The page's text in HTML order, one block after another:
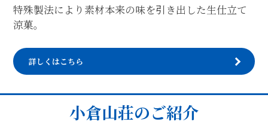
特殊製法により素材本来の味を引き出した生仕立て
涼菓。
詳しくはこちら
小倉山荘のご紹介